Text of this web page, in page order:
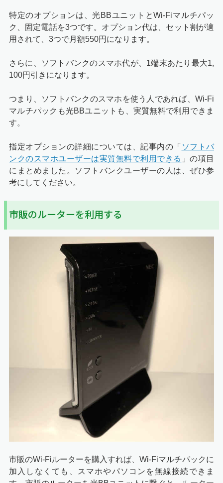
特定のオプションは、光BBユニットとWi-Fiマルチパッ
ク、固定電話を3つです。オプション代は、セット割が適
用されて、3つで月額550円になります。
さらに、ソフトバンクのスマホ代が、1端末あたり最大1,
100円引きになります。
つまり、ソフトバンクのスマホを使う人であれば、Wi-Fi
マルチパックも光BBユニットも、実質無料で利用できま
す。
指定オプションの詳細については、記事内の「 ソフトバ
ンクのスマホユーザーは実質無料で利用できる 」の項目
にまとめました。ソフトバンクユーザーの人は、ぜひ参
考にしてください。
市販のルーターを利用する
市販のWi-Fiルーターを購入すれば、Wi-Fiマルチパックに
加入しなくても、スマホやパソコンを無線接続できま